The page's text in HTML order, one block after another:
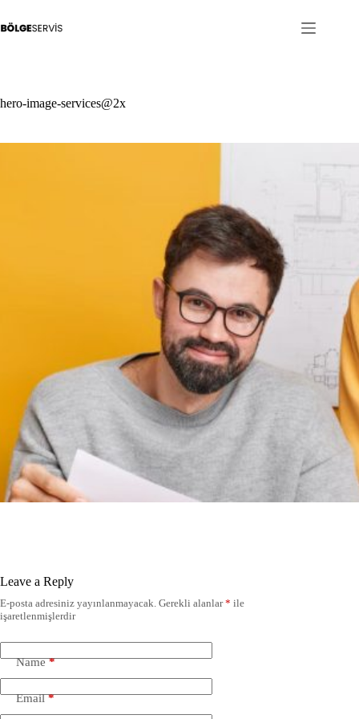
content
hero-image-services@2x
Leave a Reply
E-posta adresiniz yayınlanmayacak. Gerekli alanlar* ile
işaretlenmişlerdir
Name*
Email*